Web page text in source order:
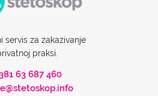
servis za zakazivanje
praksi.
63 687 460